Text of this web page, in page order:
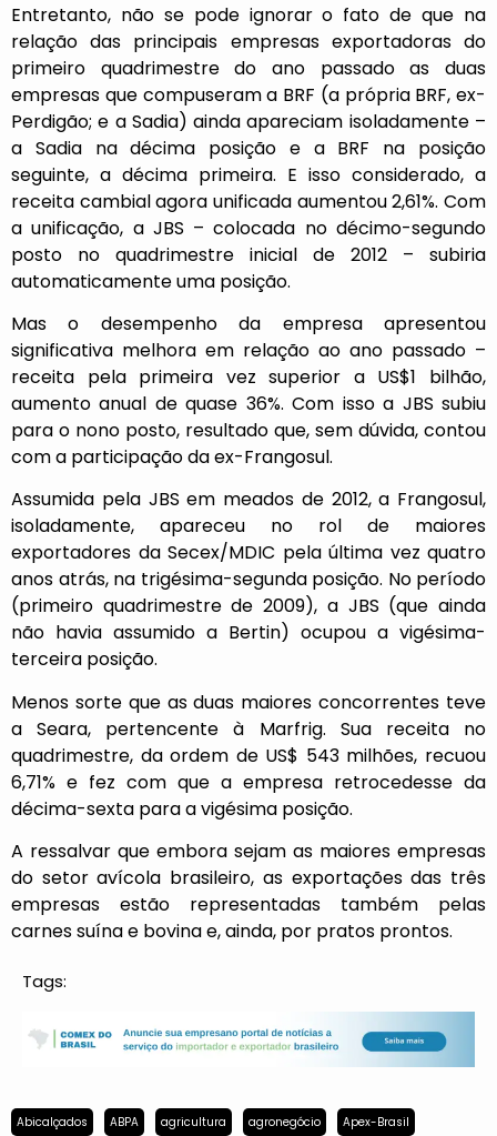
Entretanto, não se pode ignorar o fato de que na
relação das principais empresas exportadoras do
primeiro quadrimestre do ano passado as duas
empresas que compuseram a BRF (a própria BRF, ex-
Perdigão; e a Sadia) ainda apareciam isoladamente –
a Sadia na décima posição e a BRF na posição
seguinte, a décima primeira. E isso considerado, a
receita cambial agora unificada aumentou 2,61%. Com
a unificação, a JBS – colocada no décimo-segundo
posto no quadrimestre inicial de 2012 – subiria
automaticamente uma posição.
Mas o desempenho da empresa apresentou
significativa melhora em relação ao ano passado –
receita pela primeira vez superior a US$1 bilhão,
aumento anual de quase 36%. Com isso a JBS subiu
para o nono posto, resultado que, sem dúvida, contou
com a participação da ex-Frangosul.
Assumida pela JBS em meados de 2012, a Frangosul,
isoladamente, apareceu no rol de maiores
exportadores da Secex/MDIC pela última vez quatro
anos atrás, na trigésima-segunda posição. No período
(primeiro quadrimestre de 2009), a JBS (que ainda
não havia assumido a Bertin) ocupou a vigésima-
terceira posição.
Menos sorte que as duas maiores concorrentes teve
a Seara, pertencente à Marfrig. Sua receita no
quadrimestre, da ordem de US$ 543 milhões, recuou
6,71% e fez com que a empresa retrocedesse da
décima-sexta para a vigésima posição.
A ressalvar que embora sejam as maiores empresas
do setor avícola brasileiro, as exportações das três
empresas estão representadas também pelas
carnes suína e bovina e, ainda, por pratos prontos.
Tags:
Abicalçados ABPA agricultura agronegócio Apex-Brasil